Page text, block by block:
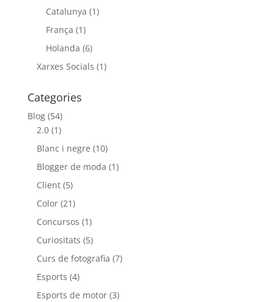
Catalunya (1)
França (1)
Holanda (6)
Xarxes Socials (1)
Categories
Blog(54)
2.0(1)
Blanc i negre (10)
Blogger de moda (1)
Client(5)
Color(21)
Concursos (1)
Curiositats (5)
Curs de fotografia (7)
Esports (4)
Esports de motor(3)